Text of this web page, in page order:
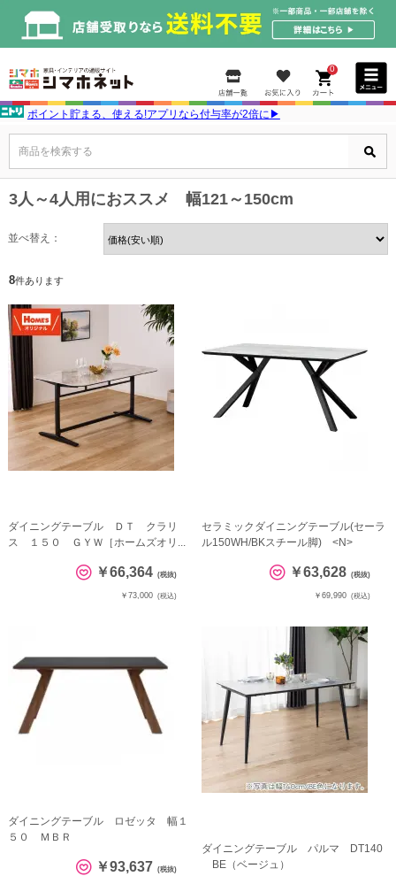
0
ポイント貯まる、使える!アプリなら付与率が2倍に▶
商品を検索する
3人～4人用におススメ 幅121～150cm
並べ替え：
8件あります
ダイニングテーブル ＤＴ クラリ
ス １５０ ＧＹＷ［ホームズオリ...
￥66,364 (税抜)
￥73,000 (税込)
セラミックダイニングテーブル(セーラ
ル150WH/BKスチール脚) <N>
￥63,628 (税抜)
￥69,990 (税込)
ダイニングテーブル ロゼッタ 幅１
５０ ＭＢＲ
￥93,637 (税抜)
ダイニングテーブル パルマ DT140
BE（ベージュ）